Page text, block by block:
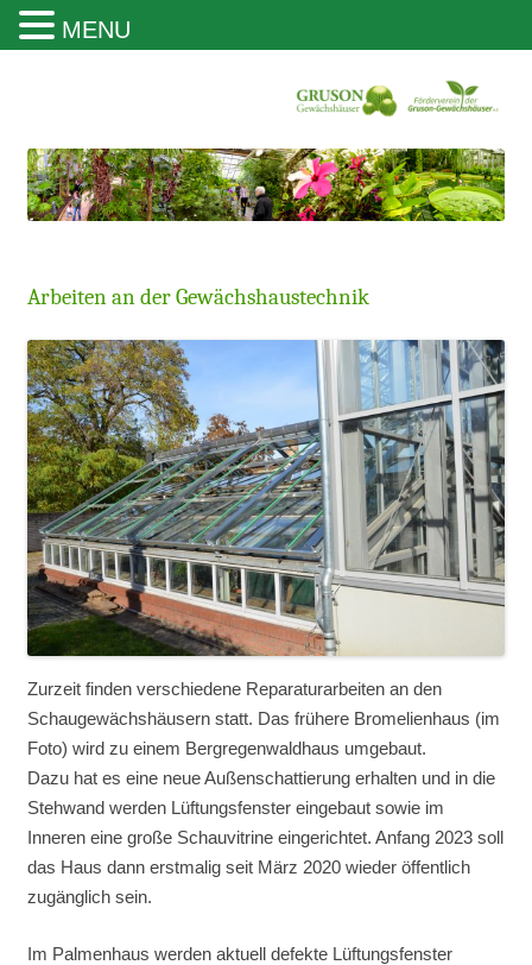
Gruson Gewächshäuser Magdeburg
Arbeiten an der Gewächshaustechnik
Zurzeit finden verschiedene Reparaturarbeiten an den
Schaugewächshäusern statt. Das frühere Bromelienhaus (im
Foto) wird zu einem Bergregenwaldhaus umgebaut.
Dazu hat es eine neue Außenschattierung erhalten und in die
Stehwand werden Lüftungsfenster eingebaut sowie im
Inneren eine große Schauvitrine eingerichtet. Anfang 2023 soll
das Haus dann erstmalig seit März 2020 wieder öffentlich
zugänglich sein.
Im Palmenhaus werden aktuell defekte Lüftungsfenster
MENU